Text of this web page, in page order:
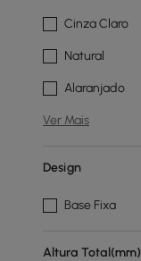
Cinza Claro
Natural
Alaranjado
Ver Mais
Design
Base Fixa
Altura Total(mm)